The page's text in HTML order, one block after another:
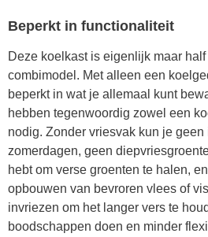
Beperkt in functionaliteit
Deze koelkast is eigenlijk maar
combimodel. Met alleen een
beperkt in wat je allemaal kunt
hebben tegenwoordig zowel een
nodig. Zonder vriesvak kun je
zomerdagen, geen
hebt om verse groenten te halen,
opbouwen van bevroren vlees of
invriezen om het langer vers te
boodschappen doen en minder